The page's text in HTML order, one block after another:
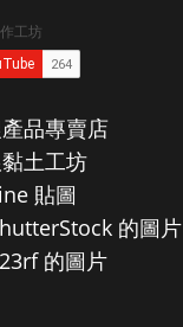
品專賣店
土工坊
貼圖
的圖片
的圖片